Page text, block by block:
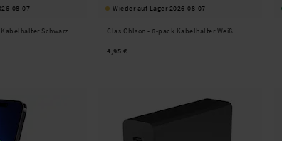
08-07
Schwarz
Wieder auf Lager 2026-08-07
Clas Ohlson -6-pack Kabelhalter Weiß
4,95 €